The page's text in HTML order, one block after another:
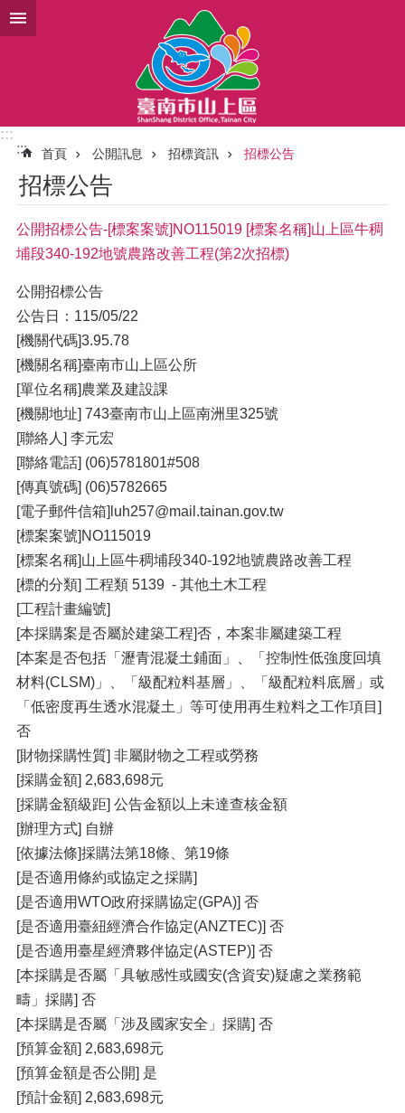
跳到主要內容區塊
:::
:::
首頁 公開訊息 招標資訊 招標公告
招標公告
公開招標公告-[標案案號]NO115019 [標案名稱]山上區牛稠
埔段340-192地號農路改善工程(第2次招標)
公開招標公告
公告日：115/05/22
[機關代碼]3.95.78
[機關名稱]臺南市山上區公所
[單位名稱]農業及建設課
[機關地址] 743臺南市山上區南洲里325號
[聯絡人] 李元宏
[聯絡電話] (06)5781801#508
[傳真號碼] (06)5782665
[電子郵件信箱]luh257@mail.tainan.gov.tw
[標案案號]NO115019
[標案名稱]山上區牛稠埔段340-192地號農路改善工程
[標的分類] 工程類 5139 - 其他土木工程
[工程計畫編號]
[本採購案是否屬於建築工程]否，本案非屬建築工程
[本案是否包括「瀝青混凝土鋪面」、「控制性低強度回填
材料(CLSM)」、「級配粒料基層」、「級配粒料底層」或
「低密度再生透水混凝土」等可使用再生粒料之工作項目]
否
[財物採購性質] 非屬財物之工程或勞務
[採購金額] 2,683,698元
[採購金額級距] 公告金額以上未達查核金額
[辦理方式] 自辦
[依據法條]採購法第18條、第19條
[是否適用條約或協定之採購]
[是否適用WTO政府採購協定(GPA)] 否
[是否適用臺紐經濟合作協定(ANZTEC)] 否
[是否適用臺星經濟夥伴協定(ASTEP)] 否
[本採購是否屬「具敏感性或國安(含資安)疑慮之業務範
疇」採購] 否
[本採購是否屬「涉及國家安全」採購] 否
[預算金額] 2,683,698元
[預算金額是否公開] 是
[預計金額] 2,683,698元